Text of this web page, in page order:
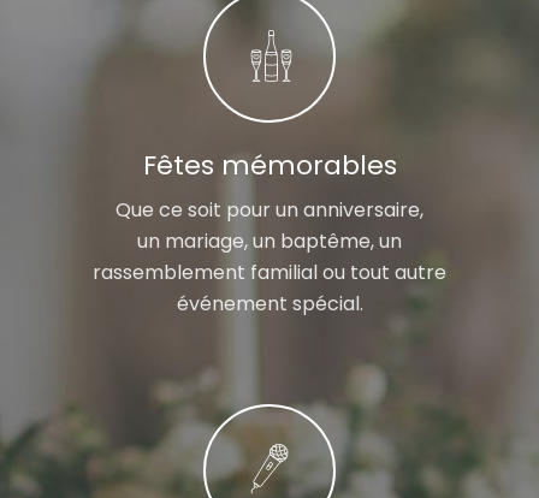
Fêtes mémorables
Que ce soit pour un anniversaire,
un mariage, un baptême, un
rassemblement familial ou tout autre
événement spécial.